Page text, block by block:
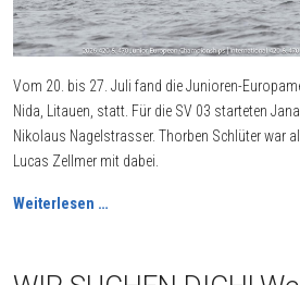
Vom 20. bis 27. Juli fand die Junioren-
Nida, Litauen, statt. Für die SV 03 starteten
Nikolaus Nagelstrasser. Thorben Schlüter war
Lucas Zellmer mit dabei.
Weiterlesen …